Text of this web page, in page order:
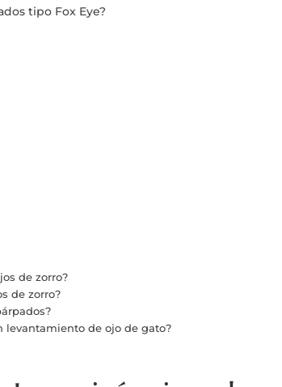
tipo Fox Eye?
de zorro?
de zorro?
levantamiento de ojo de gato?